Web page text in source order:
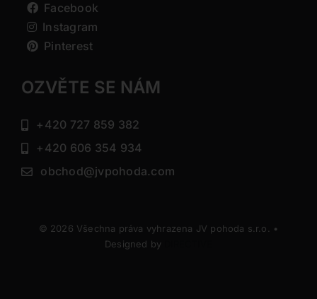
Facebook
Instagram
Pinterest
OZVĚTE SE NÁM
+420 727 859 382
+420 606 354 934
obchod@jvpohoda.com
© 2026 Všechna práva vyhrazena JV pohoda s.r.o. •
Designed by